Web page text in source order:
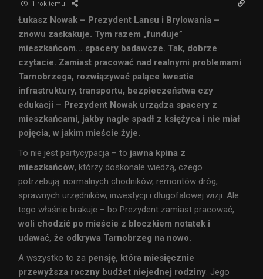
1 rok temu
Łukasz Nowak – Prezydent Lansu i Brylowania –
znowu zaskakuje. Tym razem „funduje”
mieszkańcom… spacery badawcze. Tak, dobrze
czytacie. Zamiast pracować nad realnymi problemami
Tarnobrzega, rozwiązywać palące kwestie
infrastruktury, transportu, bezpieczeństwa czy
edukacji – Prezydent Nowak urządza spacery z
mieszkańcami, jakby nagle spadł z księżyca i nie miał
pojęcia, w jakim mieście żyje.
To nie jest partycypacja – to jawna kpina z
mieszkańców, którzy doskonale wiedzą, czego
potrzebują: normalnych chodników, remontów dróg,
sprawnych urzędników, inwestycji i długofalowej wizji. Ale
tego właśnie brakuje – bo Prezydent zamiast pracować,
woli chodzić po mieście z bloczkiem notatek i
udawać, że odkrywa Tarnobrzeg na nowo.
A wszystko to za pensję, która miesięcznie
przewyższa roczny budżet niejednej rodziny . Jego